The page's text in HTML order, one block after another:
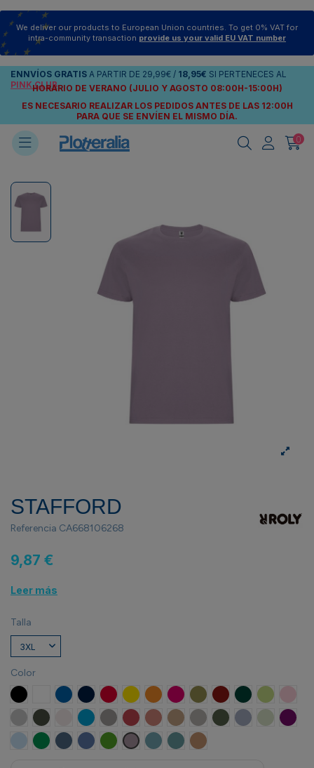
We deliver our products to European Union countries. To get 0% VAT for
intra-community transaction provide us your valid EU VAT number
ENNVÍOS GRATIS A PARTIR DE 29,99€ / 18,95€ SI PERTENECES AL
PINK CLUB
HORARIO DE VERANO (JULIO Y AGOSTO 08:00H-15:00H)
ES NECESARIO REALIZAR LOS PEDIDOS ANTES DE LAS 12:00H
PARA QUE SE ENVÍEN EL MISMO DÍA.
0
STAFFORD
Referencia CA668106268
9,87 €
Leer más
Talla
Color
NEGRO BLANCOROYAL MARINOROJO AMARILLONARANJAROSETONVERDE MILITAR
GRANATEVERDE BOTELLA
VERDE
GRIS VIGOREPLOMO OSCURO
BLANCO VINTAGE
TURQUESA
OPALO ROJO CRISANTEMO
NARANJA CLAY
ARENA GRIS PIEDRAVERDE AVENTURA
AZUL ZENVERDE
CELESTEVERDE KELLY
AZUL DENIMAZUL RIVIERA
VERDE GRASS
LAVANDAAZUL LAVADO
AZUL DUSTYNARANJA GREEK